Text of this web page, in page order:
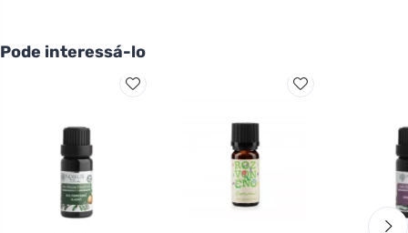
Pode interessá-lo